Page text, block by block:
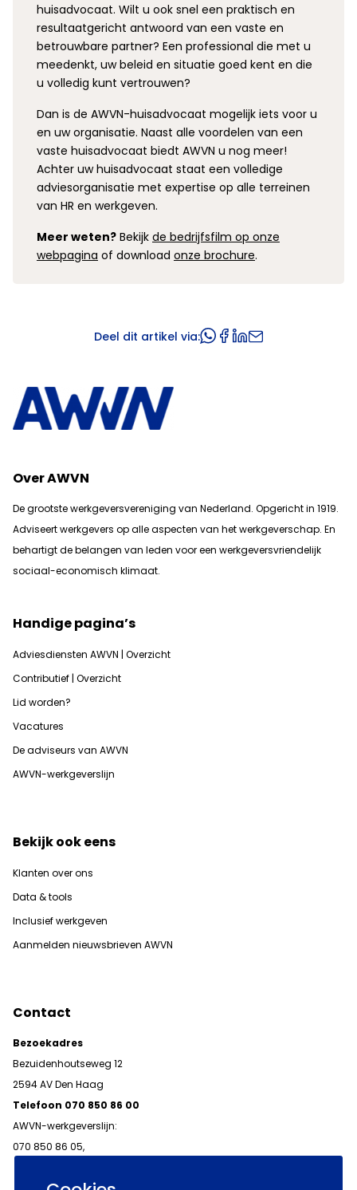
huisadvocaat. Wilt u ook snel een praktisch en
resultaatgericht antwoord van een vaste en
betrouwbare partner? Een professional die met u
meedenkt, uw beleid en situatie goed kent en die
u volledig kunt vertrouwen?
Dan is de AWVN-huisadvocaat mogelijk iets voor u
en uw organisatie. Naast alle voordelen van een
vaste huisadvocaat biedt AWVN u nog meer!
Achter uw huisadvocaat staat een volledige
adviesorganisatie met expertise op alle terreinen
van HR en werkgeven.
Meer weten? Bekijk de bedrijfsfilm op onze
webpagina of download onze brochure.
Deel dit artikel via:
Over AWVN
De grootste werkgeversvereniging van Nederland. Opgericht in 1919.
Adviseert werkgevers op alle aspecten van het werkgeverschap. En
behartigt de belangen van leden voor een werkgeversvriendelijk
sociaal-economisch klimaat.
Handige pagina’s
Adviesdiensten AWVN | Overzicht
Contributief | Overzicht
Lid worden?
Vacatures
De adviseurs van AWVN
AWVN-werkgeverslijn
Bekijk ook eens
Klanten over ons
Data & tools
Inclusief werkgeven
Aanmelden nieuwsbrieven AWVN
Contact
Bezoekadres
Bezuidenhoutseweg 12
2594 AV Den Haag
Telefoon 070 850 86 00
AWVN-werkgeverslijn:
070 850 86 05,